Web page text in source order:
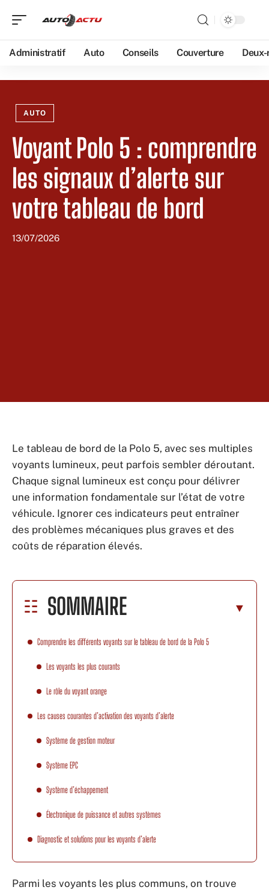
Administratif Auto Conseils Couverture
AUTO
Voyant Polo 5 : comprendre
les signaux d’alerte sur
votre tableau de bord
13/07/2026
Le tableau de bord de la Polo 5, avec ses multiples
voyants lumineux, peut parfois sembler déroutant.
Chaque signal lumineux est conçu pour délivrer
une information fondamentale sur l’état de votre
véhicule. Ignorer ces indicateurs peut entraîner
des problèmes mécaniques plus graves et des
coûts de réparation élevés.
SOMMAIRE
Comprendre les différents voyants sur le tableau de bord de la Polo 5
Les voyants les plus courants
Le rôle du voyant orange
Les causes courantes d’activation des voyants d’alerte
Système de gestion moteur
Système EPC
Système d’échappement
Électronique de puissance et autres systèmes
Diagnostic et solutions pour les voyants d’alerte
Parmi les voyants les plus communs, on trouve